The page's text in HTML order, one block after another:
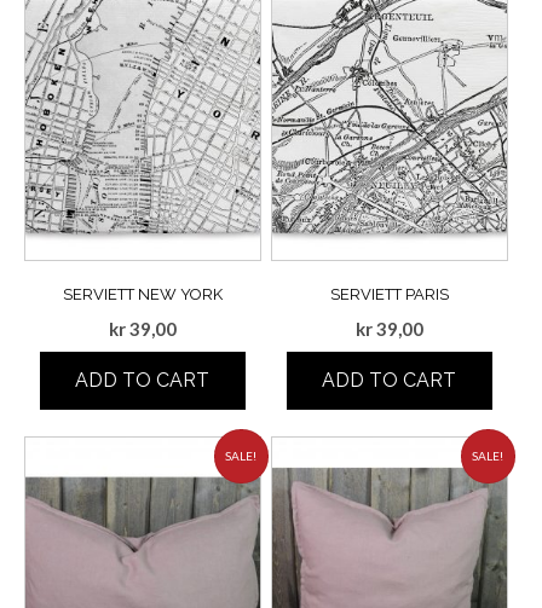
SERVIETT NEW YORK
kr39,00
ADD TO CART
SERVIETT PARIS
kr39,00
ADD TO CART
SALE! SALE!